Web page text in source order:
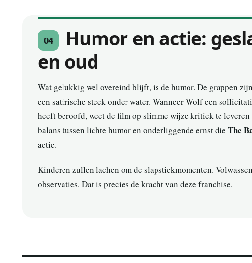
04
Humor en actie:
en oud
Wat gelukkig wel overeind blijft, is de humor. De grappen
een satirische steek onder water. Wanneer Wolf een
heeft beroofd, weet de film op slimme wijze kritiek te
balans tussen lichte humor en onderliggende ernst dieThe
actie.
Kinderen zullen lachen om de slapstickmomenten.
observaties. Dat is precies de kracht van deze franchise.